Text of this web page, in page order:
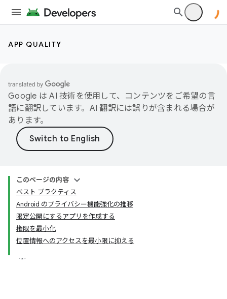
APP QUALITY
Google は AI 技術を使用して、コンテンツをご希望の言
語に翻訳しています。AI 翻訳には誤りが含まれる場合が
あります。
このページの内容
ベスト プラクティス
Android のプライバシー機能強化の推移
限定公開にするアプリを作成する
権限を最小化
位置情報へのアクセスを最小限に抑える